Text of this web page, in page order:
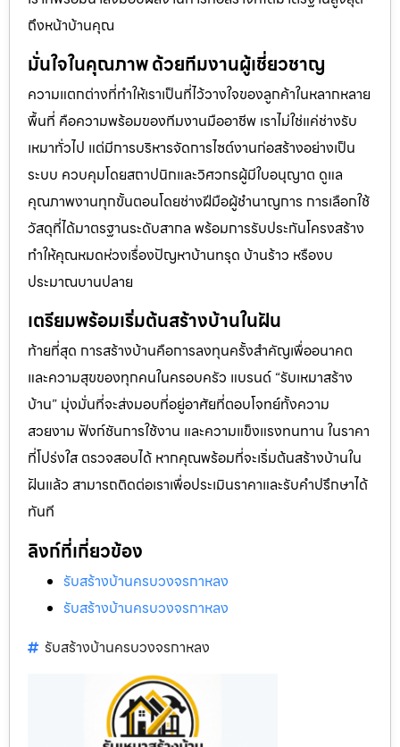
ถึงหน้าบ้านคุณ
มั่นใจในคุณภาพ ด้วยทีมงานผู้เชี่ยวชาญ
ความแตกต่างที่ทำให้เราเป็นที่ไว้วางใจของลูกค้าในหลากหลาย
พื้นที่ คือความพร้อมของทีมงานมืออาชีพ เราไม่ใช่แค่ช่างรับ
เหมาทั่วไป แต่มีการบริหารจัดการไซต์งานก่อสร้างอย่างเป็น
ระบบ ควบคุมโดยสถาปนิกและวิศวกรผู้มีใบอนุญาต ดูแล
คุณภาพงานทุกขั้นตอนโดยช่างฝีมือผู้ชำนาญการ การเลือกใช้
วัสดุที่ได้มาตรฐานระดับสากล พร้อมการรับประกันโครงสร้าง
ทำให้คุณหมดห่วงเรื่องปัญหาบ้านทรุด บ้านร้าว หรืองบ
ประมาณบานปลาย
เตรียมพร้อมเริ่มต้นสร้างบ้านในฝัน
ท้ายที่สุด การสร้างบ้านคือการลงทุนครั้งสำคัญเพื่ออนาคต
และความสุขของทุกคนในครอบครัว แบรนด์ “รับเหมาสร้าง
บ้าน” มุ่งมั่นที่จะส่งมอบที่อยู่อาศัยที่ตอบโจทย์ทั้งความ
สวยงาม ฟังก์ชันการใช้งาน และความแข็งแรงทนทาน ในราคา
ที่โปร่งใส ตรวจสอบได้ หากคุณพร้อมที่จะเริ่มต้นสร้างบ้านใน
ฝันแล้ว สามารถติดต่อเราเพื่อประเมินราคาและรับคำปรึกษาได้
ทันที
ลิงก์ที่เกี่ยวข้อง
รับสร้างบ้านครบวงจรกาหลง
รับสร้างบ้านครบวงจรกาหลง
รับสร้างบ้านครบวงจรกาหลง